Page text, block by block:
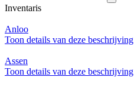
Inventaris
Anloo
Toon details van deze beschrijving
Assen
Toon details van deze beschrijving